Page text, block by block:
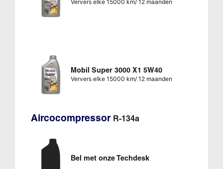
Ververs elke 15000 km/ 12 maanden
Mobil Super 3000 X1 5W40
Ververs elke 15000 km/ 12 maanden
Aircocompressor R-134a
Bel met onze Techdesk